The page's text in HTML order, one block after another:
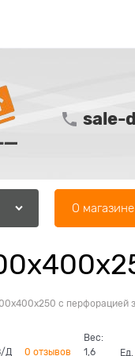
sale-
О магазине
с
Д 0 отзывов
Вес:
1,6